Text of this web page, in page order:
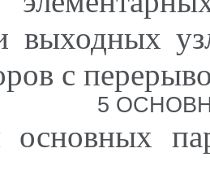
выходных
с
5
основных